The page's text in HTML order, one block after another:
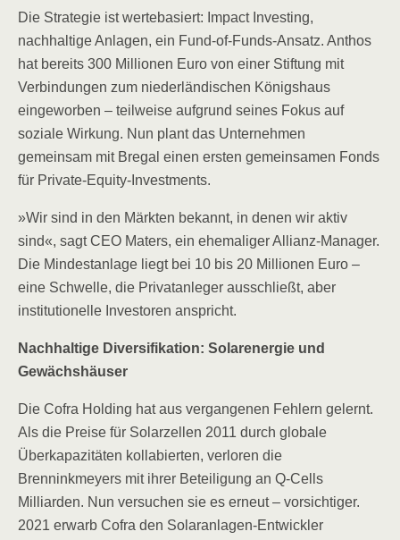
Die Strategie ist wertebasiert: Impact Investing,
nachhaltige Anlagen, ein Fund-of-Funds-Ansatz. Anthos
hat bereits 300 Millionen Euro von einer Stiftung mit
Verbindungen zum niederländischen Königshaus
eingeworben – teilweise aufgrund seines Fokus auf
soziale Wirkung. Nun plant das Unternehmen
gemeinsam mit Bregal einen ersten gemeinsamen Fonds
für Private-Equity-Investments.
»Wir sind in den Märkten bekannt, in denen wir aktiv
sind«, sagt CEO Maters, ein ehemaliger Allianz-Manager.
Die Mindestanlage liegt bei 10 bis 20 Millionen Euro –
eine Schwelle, die Privatanleger ausschließt, aber
institutionelle Investoren anspricht.
Nachhaltige Diversifikation: Solarenergie und
Gewächshäuser
Die Cofra Holding hat aus vergangenen Fehlern gelernt.
Als die Preise für Solarzellen 2011 durch globale
Überkapazitäten kollabierten, verloren die
Brenninkmeyers mit ihrer Beteiligung an Q-Cells
Milliarden. Nun versuchen sie es erneut – vorsichtiger.
2021 erwarb Cofra den Solaranlagen-Entwickler